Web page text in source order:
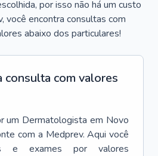
por isso não há um custo
você encontra consultas com
abaixo dos particulares!
consulta com valores
um Dermatologista em Novo
com a Medprev. Aqui você
e exames por valores